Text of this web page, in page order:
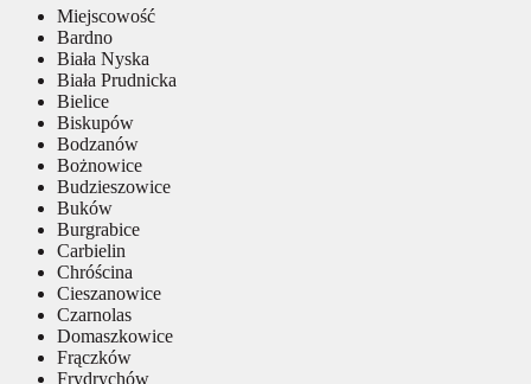
Miejscowość
Bardno
Biała Nyska
Biała Prudnicka
Bielice
Biskupów
Bodzanów
Bożnowice
Budzieszowice
Buków
Burgrabice
Carbielin
Chróścina
Cieszanowice
Czarnolas
Domaszkowice
Frączków
Frydrychów